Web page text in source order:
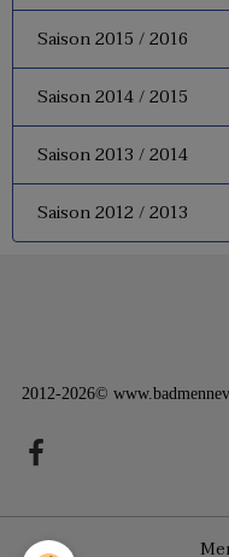
Saison 2015 / 2016
Saison 2014 / 2015
Saison 2013 / 2014
Saison 2012 / 2013
2012-2026©